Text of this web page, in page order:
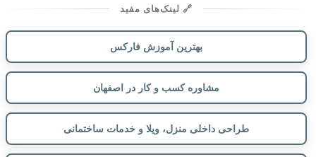
🔗 لینک‌های مفید
بهترین آموزش فارکس
مشاوره کسب و کار در اصفهان
طراحی داخلی منزل، ویلا و خدمات ساختمانی